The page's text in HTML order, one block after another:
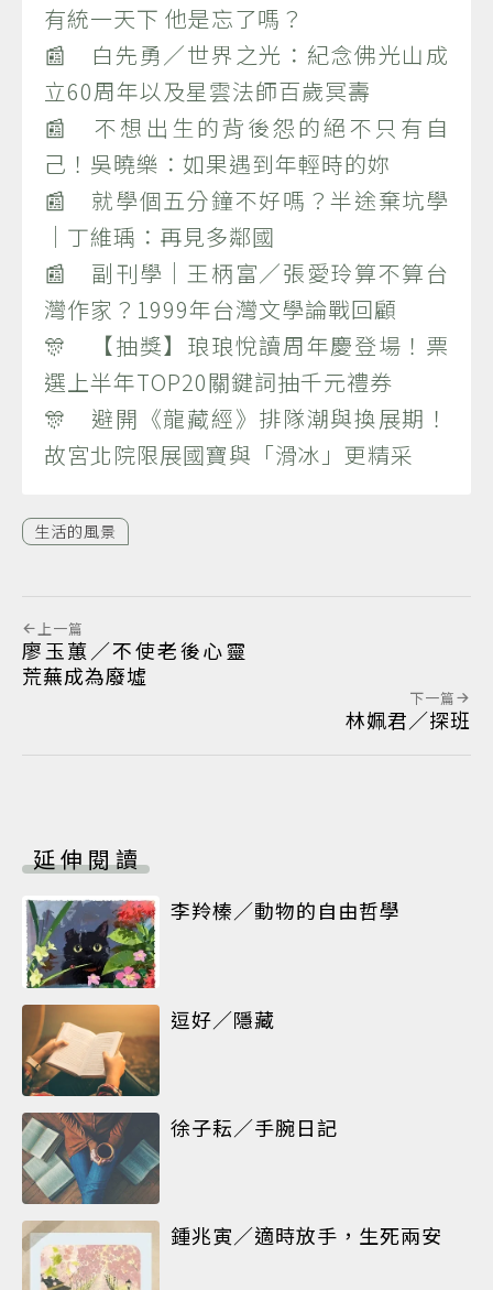
有統一天下 他是忘了嗎？
📰 白先勇／世界之光：紀念佛光山成
立60周年以及星雲法師百歲冥壽
📰 不想出生的背後怨的絕不只有自
己！吳曉樂：如果遇到年輕時的妳
📰 就學個五分鐘不好嗎？半途棄坑學
｜丁維瑀：再見多鄰國
📰 副刊學｜王柄富／張愛玲算不算台
灣作家？1999年台灣文學論戰回顧
🎊 【抽獎】琅琅悅讀周年慶登場！票
選上半年TOP20關鍵詞抽千元禮券
🎊 避開《龍藏經》排隊潮與換展期！
故宮北院限展國寶與「滑冰」更精采
生活的風景
上一篇
廖玉蕙／不使老後心靈
荒蕪成為廢墟
下一篇
林姵君／探班
延伸閱讀
李羚榛／動物的自由哲學
逗好／隱藏
徐子耘／手腕日記
鍾兆寅／適時放手，生死兩安